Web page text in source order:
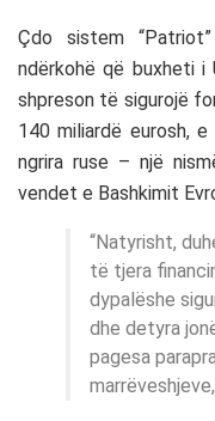
Çdo sistem
ndërkohë që buxheti i
shpreson të sigurojë
140 miliardë eurosh,
ngrira ruse – një
vendet e Bashkimit
“Natyrisht,
të tjera
dypalëshe
dhe detyra
pagesa